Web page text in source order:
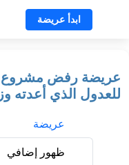
ابدأ عريضة
عريضة رفض مشروع
للعدول الذي أعدته
عريضة
ظهور إضافي